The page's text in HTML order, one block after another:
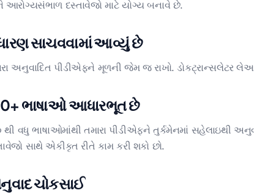
દસ્તાવેજો માટે યોગ્ય બનાવે છે.
સાચવવામાં આવ્યું છે
અનુવાદિત પીડીએફને મૂળની જેમ જ રાખો. ડોકટ્રાન્સલેટર
ભાષાઓ આધારભૂત છે
થી વધુ ભાષાઓમાંથી તમારા પીડીએફને તુર્કમેનમાં સહેલાઇથી
સાથે એકીકૃત રીતે કામ કરી શકો છો.
ચોકસાઈ